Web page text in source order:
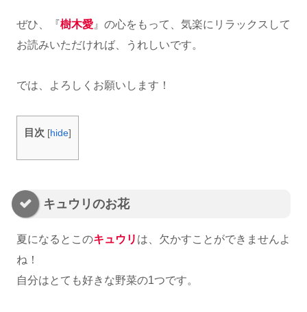
ぜひ、『樹木愛』の心をもって、気楽にリラックスして
お読みいただければ、うれしいです。
では、よろしくお願いします！
目次 [hide]
キュウリのお花
夏になるとこのキュウリ は、欠かすことができませんよ
ね！
自分はとても好きな野菜の1つです。